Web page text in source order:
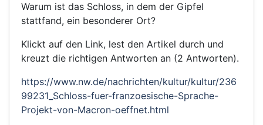
Warum ist das Schloss, in dem der Gipfel
stattfand, ein besonderer Ort?
Klickt auf den Link, lest den Artikel durch und
kreuzt die richtigen Antworten an (2 Antworten).
https://www.nw.de/nachrichten/kultur/kultur/236
99231_Schloss-fuer-franzoesische-Sprache-
Projekt-von-Macron-oeffnet.html